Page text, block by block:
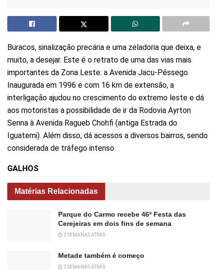
Buracos, sinalização precária e uma zeladoria que deixa, e
muito, a desejar. Este é o retrato de uma das vias mais
importantes da Zona Leste: a Avenida Jacu-Pêssego.
Inaugurada em 1996 e com 16 km de extensão, a
interligação ajudou no crescimento do extremo leste e dá
aos motoristas a possibilidade de ir da Rodovia Ayrton
Senna à Avenida Ragueb Chohfi (antiga Estrada do
Iguatemi). Além disso, dá acessos a diversos bairros, sendo
considerada de tráfego intenso.
GALHOS
Matérias Relacionadas
Parque do Carmo recebe 46ª Festa das
Cerejeiras em dois fins de semana
2 SEMANAS ATRÁS
Metade também é começo
2 SEMANAS ATRÁS